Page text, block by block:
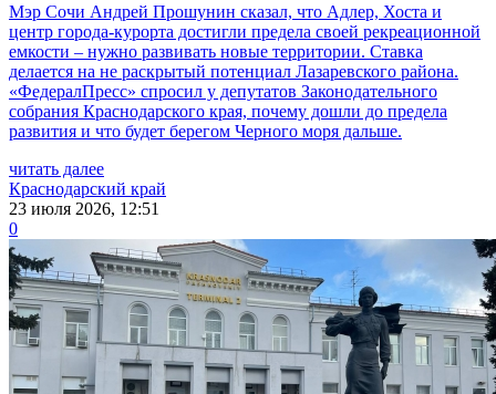
Мэр Сочи Андрей Прошунин сказал, что Адлер, Хоста и
центр города-курорта достигли предела своей рекреационной
емкости – нужно развивать новые территории. Ставка
делается на не раскрытый потенциал Лазаревского района.
«ФедералПресс» спросил у депутатов Законодательного
собрания Краснодарского края, почему дошли до предела
развития и что будет берегом Черного моря дальше.
читать далее
Краснодарский край
23 июля 2026, 12:51
0